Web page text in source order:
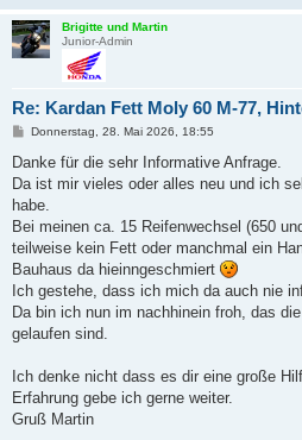
Brigitte und Martin
Junior-Admin
Re: Kardan Fett Moly 60 M-77,
B
i
r
a
Donnerstag, 28. Mai 2026, 18:55
Danke für die sehr Informative Anfrage.
Da ist mir vieles oder alles neu und ich
habe.
Bei meinen ca. 15 Reifenwechsel (650
teilweise kein Fett oder manchmal ein
Bauhaus da hieinngeschmiert
Ich gestehe, dass ich mich da auch nie
Da bin ich nun im nachhinein froh, das
gelaufen sind.
Ich denke nicht dass es dir eine große
Erfahrung gebe ich gerne weiter.
Gruß Martin